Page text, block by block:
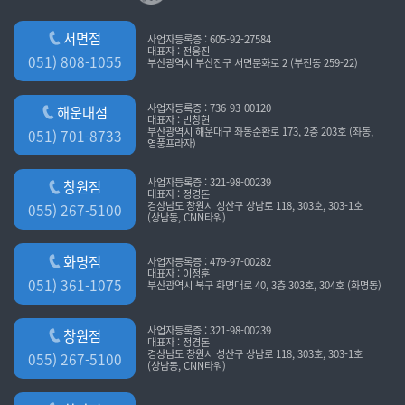
서면점
051) 808-1055
사업자등록증 : 605-92-27584
대표자 : 전응진
부산광역시 부산진구 서면문화로 2 (부전동 259-22)
해운대점
051) 701-8733
사업자등록증 : 736-93-00120
대표자 : 빈창현
부산광역시 해운대구 좌동순환로 173, 2층 203호 (좌동,
영풍프라자)
창원점
055) 267-5100
사업자등록증 : 321-98-00239
대표자 : 정경돈
경상남도 창원시 성산구 상남로 118, 303호, 303-1호
(상남동, CNN타워)
화명점
051) 361-1075
사업자등록증 : 479-97-00282
대표자 : 이정훈
부산광역시 북구 화명대로 40, 3층 303호, 304호 (화명동)
창원점
055) 267-5100
사업자등록증 : 321-98-00239
대표자 : 정경돈
경상남도 창원시 성산구 상남로 118, 303호, 303-1호
(상남동, CNN타워)